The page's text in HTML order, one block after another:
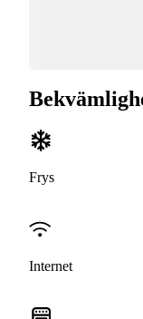
Frys
Internet